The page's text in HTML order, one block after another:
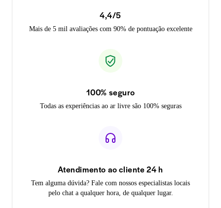
4,4/5
Mais de 5 mil avaliações com 90% de pontuação excelente
100% seguro
Todas as experiências ao ar livre são 100% seguras
Atendimento ao cliente 24 h
Tem alguma dúvida? Fale com nossos especialistas locais
pelo chat a qualquer hora, de qualquer lugar.